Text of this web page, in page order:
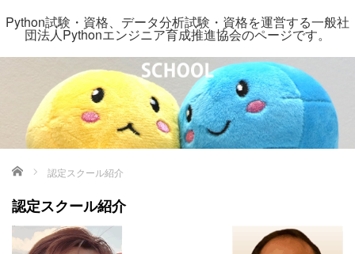
Python試験・資格、データ分析試験・資格を運営する一般社
団法人Pythonエンジニア育成推進協会のページです。
ホーム 認定スクール紹介
認定スクール紹介